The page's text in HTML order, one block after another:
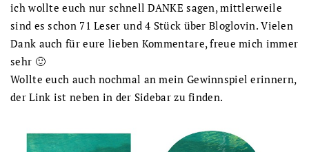
ich wollte euch nur schnell DANKE sagen, mittlerweile
sind es schon 71 Leser und 4 Stück über Bloglovin. Vielen
Dank auch für eure lieben Kommentare, freue mich immer
sehr 🙂
Wollte euch auch nochmal an mein Gewinnspiel erinnern,
der Link ist neben in der Sidebar zu finden.